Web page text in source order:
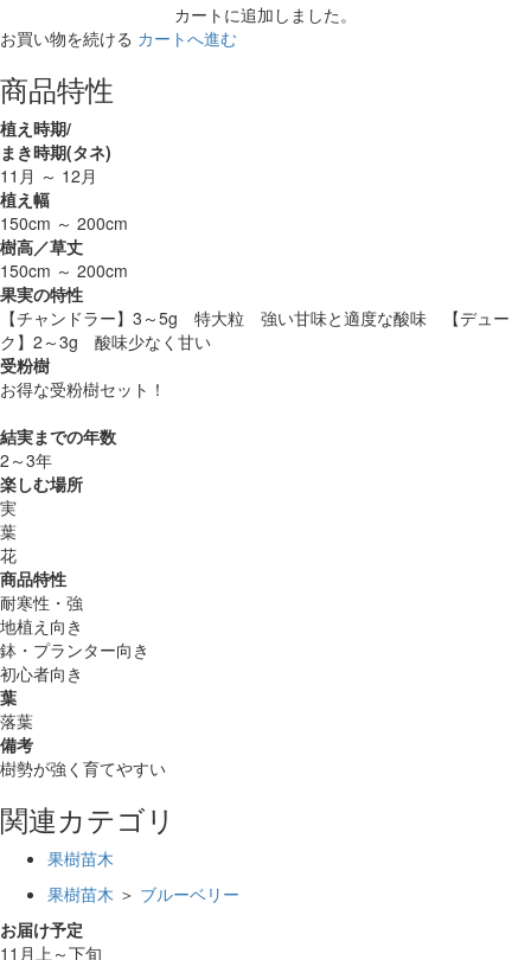
カートに追加しました。
お買い物を続ける カートへ進む
商品特性
植え時期/
まき時期(タネ)
11月 ～ 12月
植え幅
150cm ～ 200cm
樹高／草丈
150cm ～ 200cm
果実の特性
【チャンドラー】3～5g 特大粒 強い甘味と適度な酸味 【デュー
ク】2～3g 酸味少なく甘い
受粉樹
お得な受粉樹セット！
結実までの年数
2～3年
楽しむ場所
実
葉
花
商品特性
耐寒性・強
地植え向き
鉢・プランター向き
初心者向き
葉
落葉
備考
樹勢が強く育てやすい
関連カテゴリ
果樹苗木
果樹苗木 ＞ ブルーベリー
お届け予定
11月上～下旬